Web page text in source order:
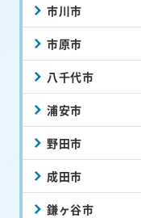
市川市
市原市
八千代市
浦安市
野田市
成田市
鎌ヶ谷市